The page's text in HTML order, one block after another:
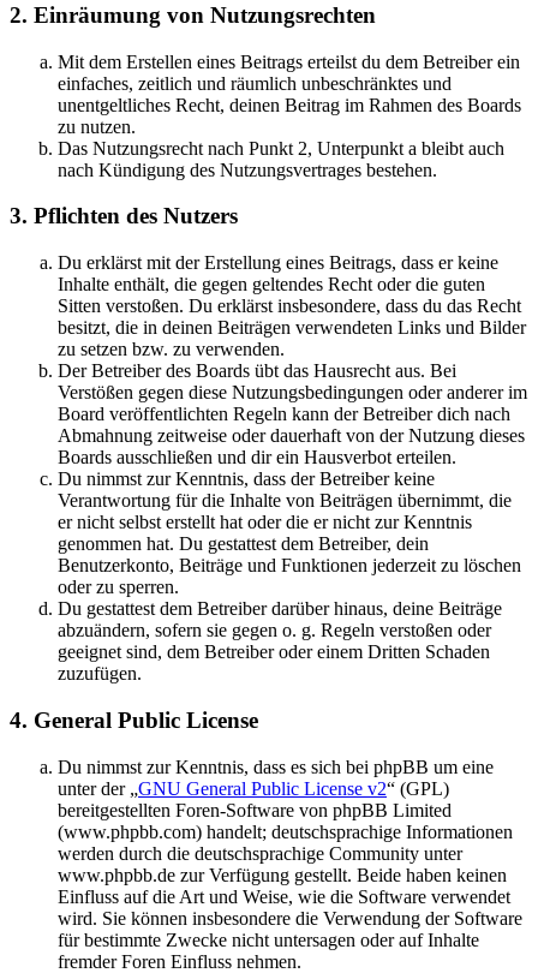
2. Einräumung von Nutzungsrechten
Mit dem Erstellen eines Beitrags erteilst du dem Betreiber ein
einfaches, zeitlich und räumlich unbeschränktes und
unentgeltliches Recht, deinen Beitrag im Rahmen des Boards
zu nutzen.
Das Nutzungsrecht nach Punkt 2, Unterpunkt a bleibt auch
nach Kündigung des Nutzungsvertrages bestehen.
3. Pflichten des Nutzers
Du erklärst mit der Erstellung eines Beitrags, dass er keine
Inhalte enthält, die gegen geltendes Recht oder die guten
Sitten verstoßen. Du erklärst insbesondere, dass du das Recht
besitzt, die in deinen Beiträgen verwendeten Links und Bilder
zu setzen bzw. zu verwenden.
Der Betreiber des Boards übt das Hausrecht aus. Bei
Verstößen gegen diese Nutzungsbedingungen oder anderer im
Board veröffentlichten Regeln kann der Betreiber dich nach
Abmahnung zeitweise oder dauerhaft von der Nutzung dieses
Boards ausschließen und dir ein Hausverbot erteilen.
Du nimmst zur Kenntnis, dass der Betreiber keine
Verantwortung für die Inhalte von Beiträgen übernimmt, die
er nicht selbst erstellt hat oder die er nicht zur Kenntnis
genommen hat. Du gestattest dem Betreiber, dein
Benutzerkonto, Beiträge und Funktionen jederzeit zu löschen
oder zu sperren.
Du gestattest dem Betreiber darüber hinaus, deine Beiträge
abzuändern, sofern sie gegen o. g. Regeln verstoßen oder
geeignet sind, dem Betreiber oder einem Dritten Schaden
zuzufügen.
4. General Public License
Du nimmst zur Kenntnis, dass es sich bei phpBB um eine
unter der „GNU General Public License v2“ (GPL)
bereitgestellten Foren-Software von phpBB Limited
(www.phpbb.com) handelt; deutschsprachige Informationen
werden durch die deutschsprachige Community unter
www.phpbb.de zur Verfügung gestellt. Beide haben keinen
Einfluss auf die Art und Weise, wie die Software verwendet
wird. Sie können insbesondere die Verwendung der Software
für bestimmte Zwecke nicht untersagen oder auf Inhalte
fremder Foren Einfluss nehmen.